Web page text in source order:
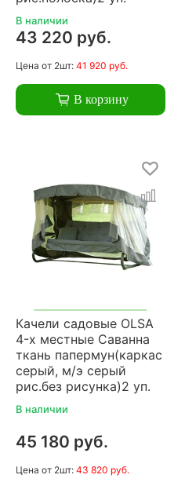
В наличии
43 220 руб.
Цена от 2шт: 41 920 руб.
В корзину
Качели садовые OLSA
4-х местные Саванна
ткань папермун(каркас
серый, м/э серый
рис.без рисунка)2 уп.
В наличии
45 180 руб.
Цена от 2шт: 43 820 руб.